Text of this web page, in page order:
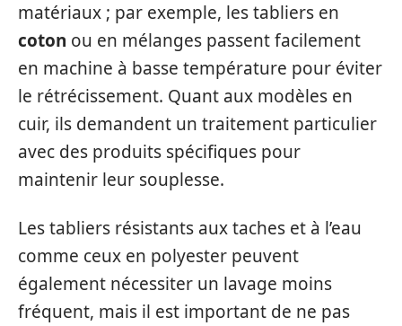
matériaux ; par exemple, les tabliers en
coton ou en mélanges passent facilement
en machine à basse température pour éviter
le rétrécissement. Quant aux modèles en
cuir, ils demandent un traitement particulier
avec des produits spécifiques pour
maintenir leur souplesse.
Les tabliers résistants aux taches et à l’eau
comme ceux en polyester peuvent
également nécessiter un lavage moins
fréquent, mais il est important de ne pas